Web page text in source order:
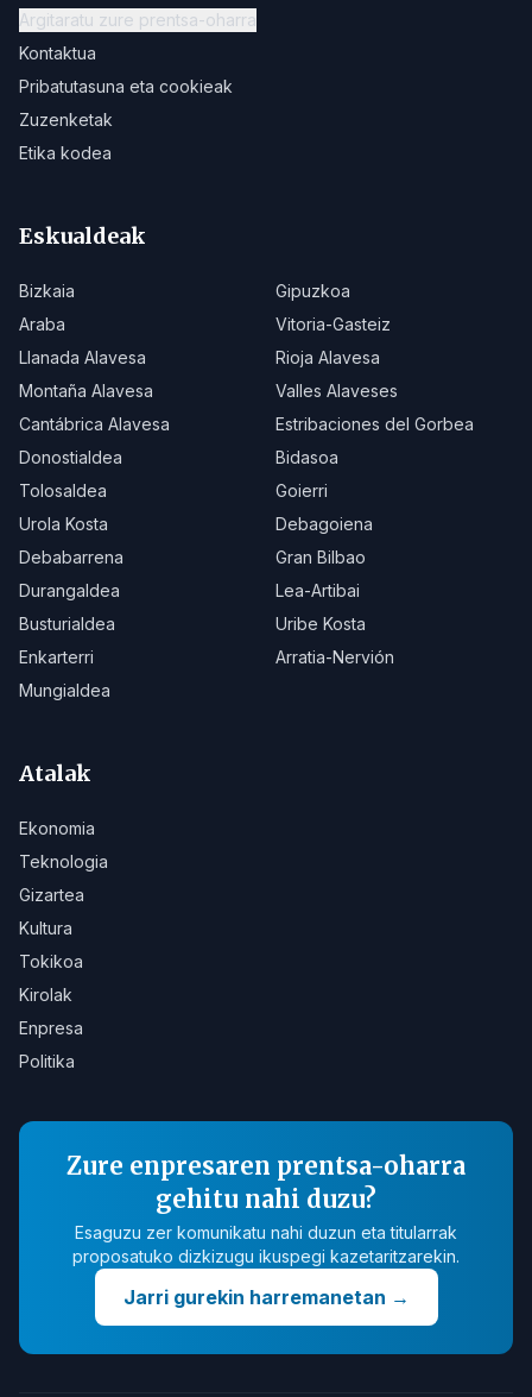
Argitaratu zure prentsa-oharra
Kontaktua
Pribatutasuna eta cookieak
Zuzenketak
Etika kodea
Eskualdeak
Bizkaia
Gipuzkoa
Araba
Vitoria-Gasteiz
Llanada Alavesa
Rioja Alavesa
Montaña Alavesa
Valles Alaveses
Cantábrica Alavesa
Estribaciones del Gorbea
Donostialdea
Bidasoa
Tolosaldea
Goierri
Urola Kosta
Debagoiena
Debabarrena
Gran Bilbao
Durangaldea
Lea-Artibai
Busturialdea
Uribe Kosta
Enkarterri
Arratia-Nervión
Mungialdea
Atalak
Ekonomia
Teknologia
Gizartea
Kultura
Tokikoa
Kirolak
Enpresa
Politika
Zure enpresaren prentsa-oharra
gehitu nahi duzu?
Esaguzu zer komunikatu nahi duzun eta titularrak
proposatuko dizkizugu ikuspegi kazetaritzarekin.
Jarri gurekin harremanetan →